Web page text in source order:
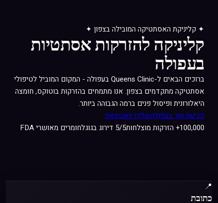
✦ קליניקת האסתטיקה המובילה בצפון ✦
קליניקה להזרקות אסתטיות
בעפולה
ברוכים הבאים ל-Queens Clinic בעפולה - המקום המוביל לטיפולי
אסתטיקה מתקדמים בצפון. אנו מתמחים בהזרקות בוטוקס, חומצה
היאלורונית ופיסול פנים ברמה הגבוהה ביותר.
קביעת תור בעפולהשלחו וואטסאפ
100,000+
הזרקות מוצלחות5/5 דירוג בגוגלחומרים מאושריFDA
📍
כתובת